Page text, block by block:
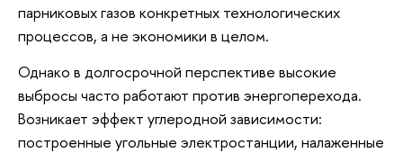
парниковых газов конкретных технологических
процессов, а не экономики в целом.
Однако в долгосрочной перспективе высокие
выбросы часто работают против энергоперехода.
Возникает эффект углеродной зависимости:
построенные угольные электростанции, налаженные